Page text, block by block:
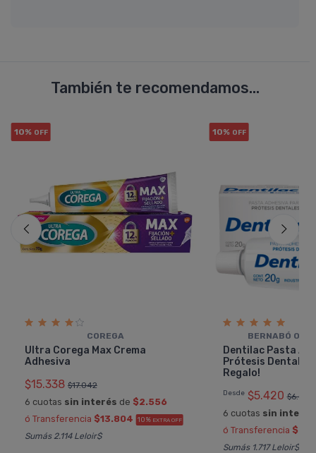
También te recomendamos...
10% OFF
COREGA
Ultra Corega Max Crema
Adhesiva
$15.338 $17.042
6 cuotas sin interés de $2.556
ó Transferencia $13.804 10% EXTRA OFF
Sumás 2.114 Leloir$
10% OFF
BERNABÓ
Dentilac Pasta
Prótesis Dental
Regalo!
Desde $5.420 $6.022
6 cuotas sin interés
ó Transferencia
Sumás 1.717 Leloir$